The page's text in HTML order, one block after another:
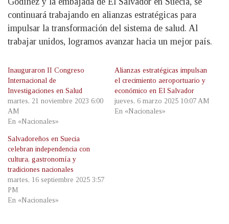
continuará trabajando en alianzas estratégicas para
impulsar la transformación del sistema de salud. Al
trabajar unidos, logramos avanzar hacia un mejor país.
Inauguraron II Congreso
Internacional de
Investigaciones en Salud
martes, 21 noviembre 2023 6:00
AM
En «Nacionales»
Alianzas estratégicas impulsan
el crecimiento aeroportuario y
económico en El Salvador
jueves, 6 marzo 2025 10:07 AM
En «Nacionales»
Salvadoreños en Suecia
celebran independencia con
cultura, gastronomía y
tradiciones nacionales
martes, 16 septiembre 2025 3:57
PM
En «Nacionales»